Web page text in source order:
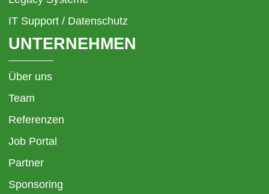
IT Support / Datenschutz
UNTERNEHMEN
Über uns
Team
Referenzen
Job Portal
Partner
Sponsoring